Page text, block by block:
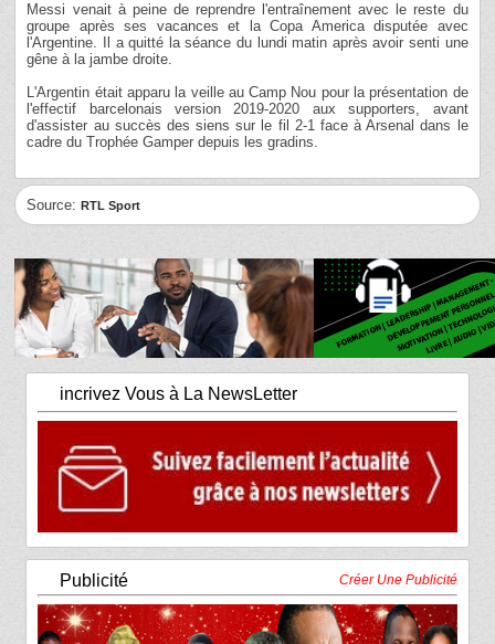
Messi venait à peine de reprendre l'entraînement avec le reste du
groupe après ses vacances et la Copa America disputée avec
l'Argentine. Il a quitté la séance du lundi matin après avoir senti une
gêne à la jambe droite.
L'Argentin était apparu la veille au Camp Nou pour la présentation de
l'effectif barcelonais version 2019-2020 aux supporters, avant
d'assister au succès des siens sur le fil 2-1 face à Arsenal dans le
cadre du Trophée Gamper depuis les gradins.
Source:RTL Sport
incrivez Vous à La NewsLetter
Publicité Créer Une Publicité